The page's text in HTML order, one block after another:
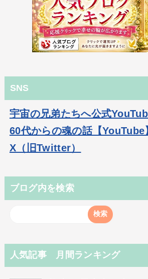
SNS
宇宙の兄弟たちへ公式
60代からの魂の話【YouTube
X（旧Twitter）
ブログ内を検索
人気記事 月間ランキング